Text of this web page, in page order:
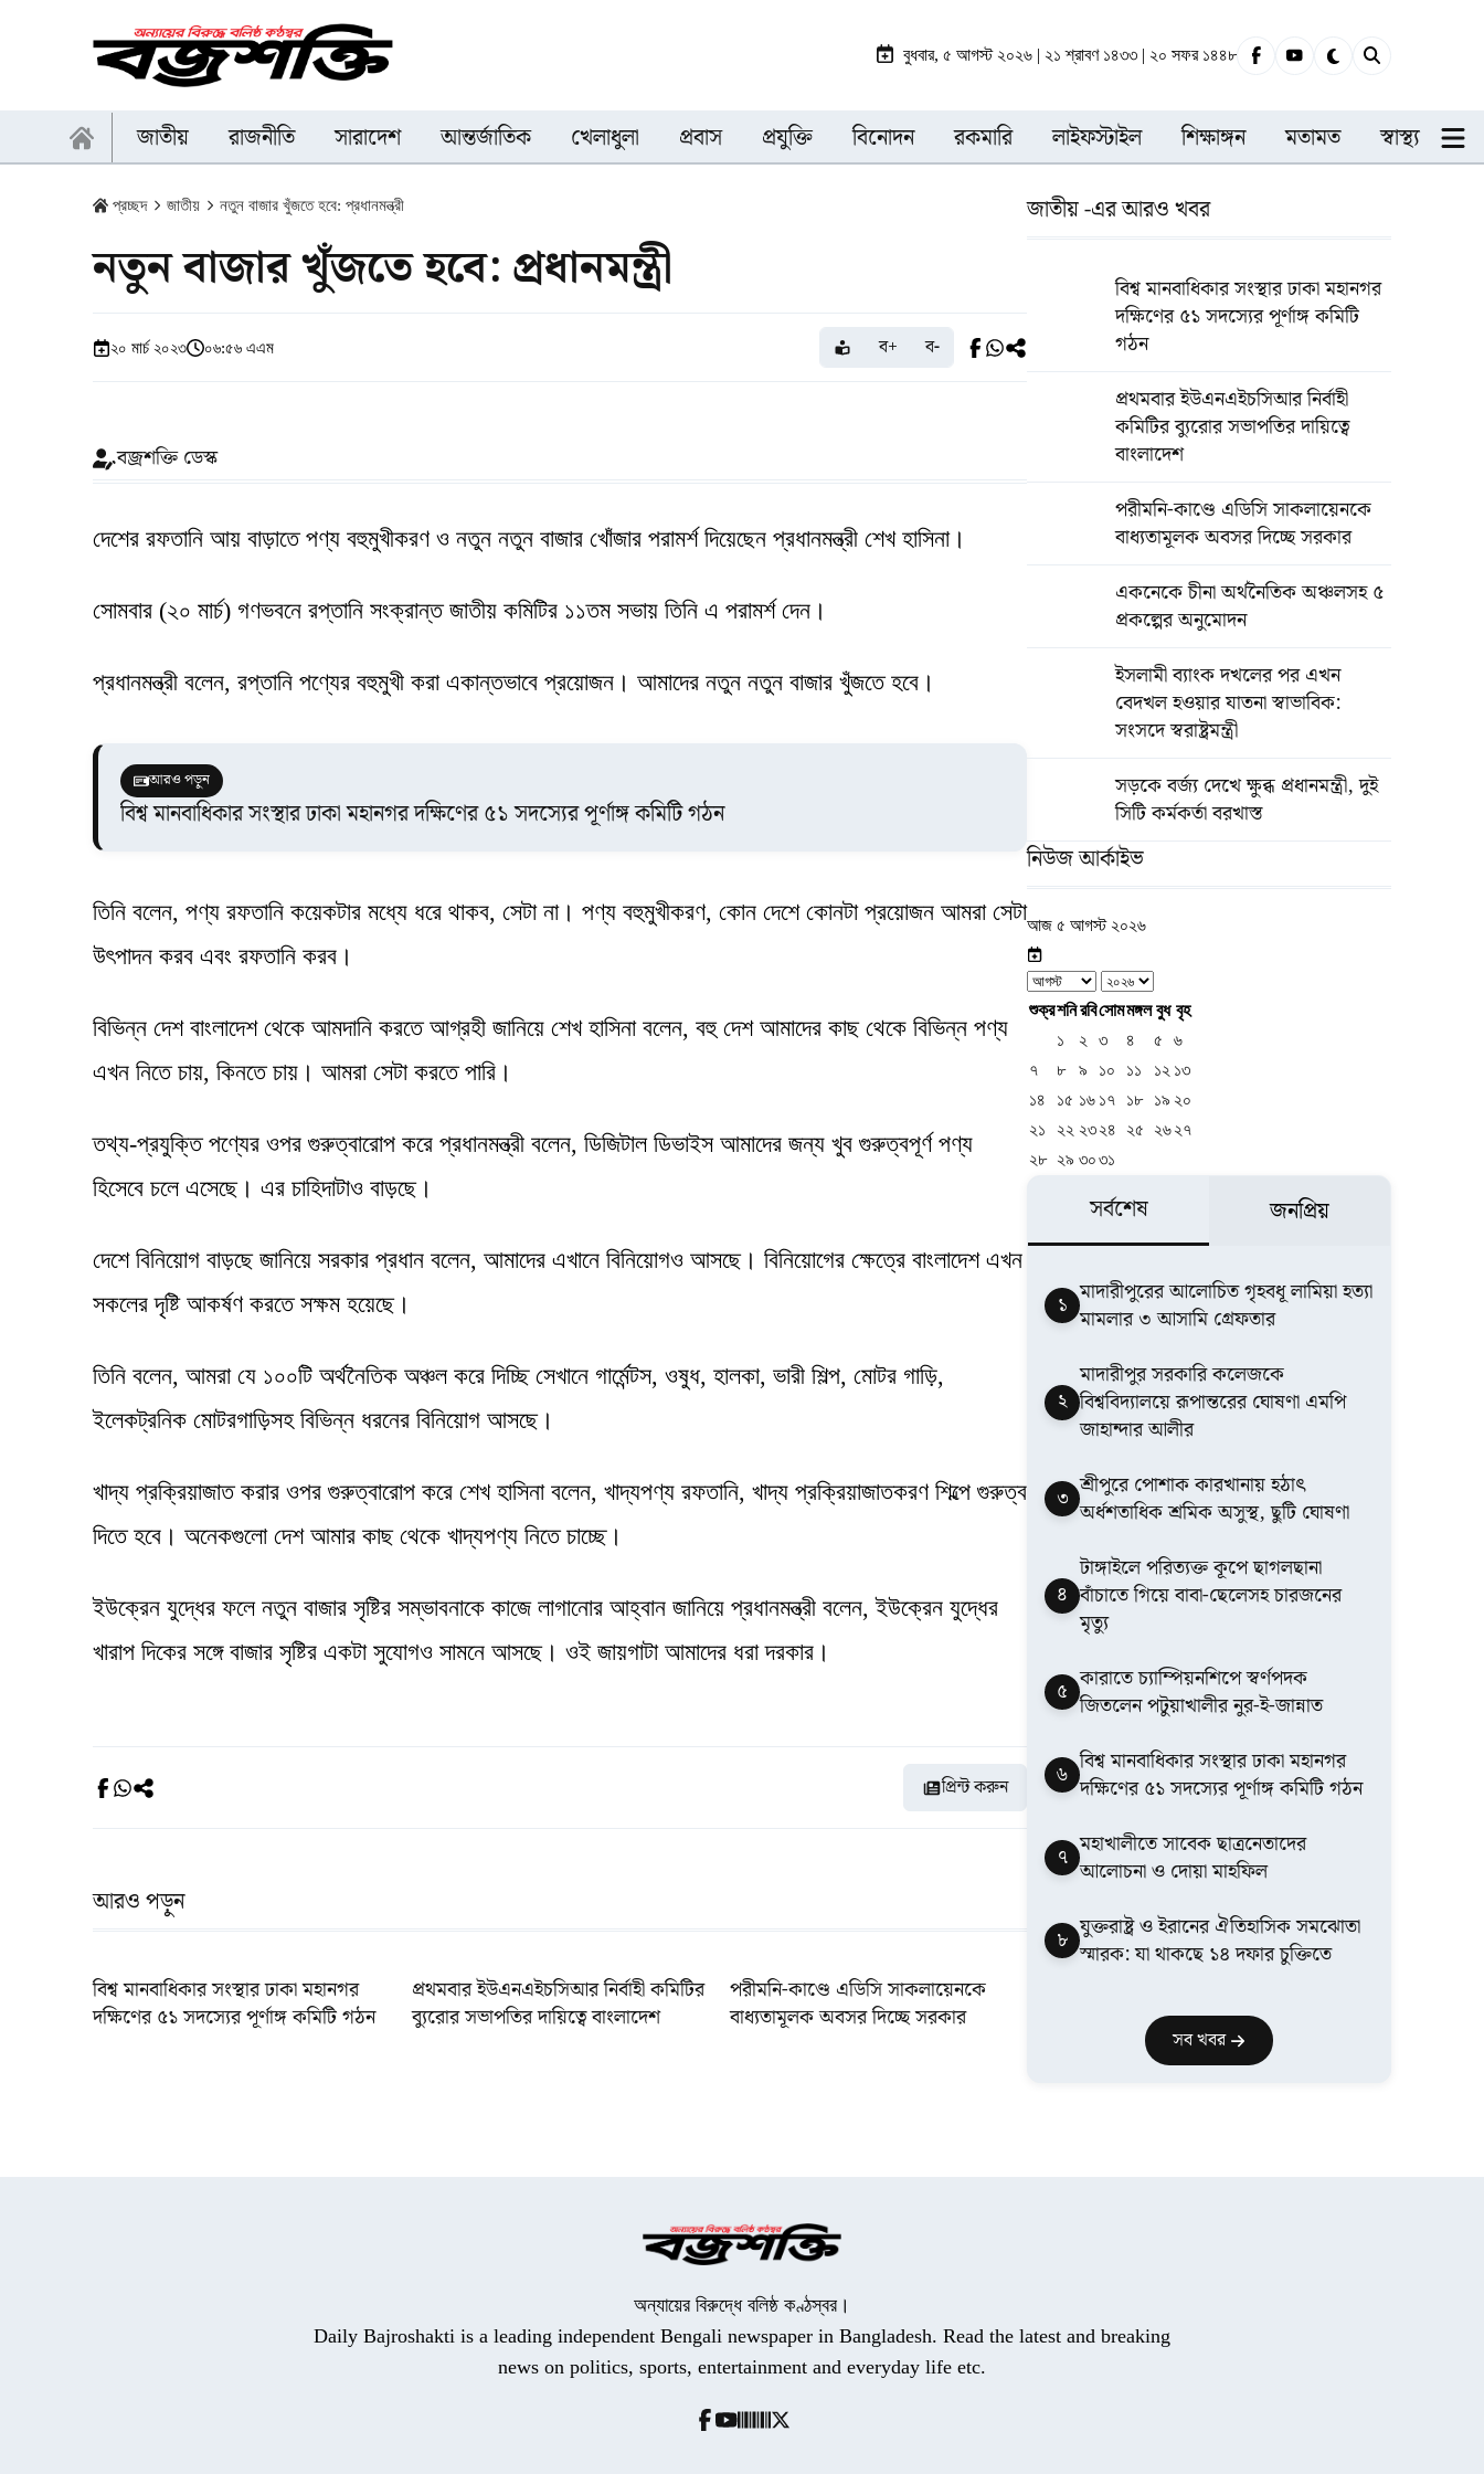
বুধবার, ৫ আগস্ট ২০২৬ | ২১ শ্রাবণ ১৪৩৩ | ২০ সফর ১৪৪৮
জাতীয় রাজনীতি সারাদেশ আন্তর্জাতিক খেলাধুলা প্রবাস প্রযুক্তি বিনোদন রকমারি লাইফস্টাইল শিক্ষাঙ্গন মতামত স্বাস্থ্য
প্রচ্ছদ জাতীয় নতুন বাজার খুঁজতে হবে: প্রধানমন্ত্রী
নতুন বাজার খুঁজতে হবে: প্রধানমন্ত্রী
২০ মার্চ ২০২৩ ০৬:৫৬ এএম ব+ ব-
বজ্রশক্তি ডেস্ক
দেশের রফতানি আয় বাড়াতে পণ্য বহুমুখীকরণ ও নতুন নতুন বাজার খোঁজার পরামর্শ দিয়েছেন প্রধানমন্ত্রী শেখ হাসিনা।
সোমবার (২০ মার্চ) গণভবনে রপ্তানি সংক্রান্ত জাতীয় কমিটির ১১তম সভায় তিনি এ পরামর্শ দেন।
প্রধানমন্ত্রী বলেন, রপ্তানি পণ্যের বহুমুখী করা একান্তভাবে প্রয়োজন। আমাদের নতুন নতুন বাজার খুঁজতে হবে।
আরও পড়ুন
বিশ্ব মানবাধিকার সংস্থার ঢাকা মহানগর দক্ষিণের ৫১ সদস্যের পূর্ণাঙ্গ কমিটি গঠন
তিনি বলেন, পণ্য রফতানি কয়েকটার মধ্যে ধরে থাকব, সেটা না। পণ্য বহুমুখীকরণ, কোন দেশে কোনটা প্রয়োজন আমরা সেটা
উৎপাদন করব এবং রফতানি করব।
বিভিন্ন দেশ বাংলাদেশ থেকে আমদানি করতে আগ্রহী জানিয়ে শেখ হাসিনা বলেন, বহু দেশ আমাদের কাছ থেকে বিভিন্ন পণ্য
এখন নিতে চায়, কিনতে চায়। আমরা সেটা করতে পারি।
তথ্য-প্রযুক্তি পণ্যের ওপর গুরুত্বারোপ করে প্রধানমন্ত্রী বলেন, ডিজিটাল ডিভাইস আমাদের জন্য খুব গুরুত্বপূর্ণ পণ্য
হিসেবে চলে এসেছে। এর চাহিদাটাও বাড়ছে।
দেশে বিনিয়োগ বাড়ছে জানিয়ে সরকার প্রধান বলেন, আমাদের এখানে বিনিয়োগও আসছে। বিনিয়োগের ক্ষেত্রে বাংলাদেশ এখন
সকলের দৃষ্টি আকর্ষণ করতে সক্ষম হয়েছে।
তিনি বলেন, আমরা যে ১০০টি অর্থনৈতিক অঞ্চল করে দিচ্ছি সেখানে গার্মেন্টস, ওষুধ, হালকা, ভারী শিল্প, মোটর গাড়ি,
ইলেকট্রনিক মোটরগাড়িসহ বিভিন্ন ধরনের বিনিয়োগ আসছে।
খাদ্য প্রক্রিয়াজাত করার ওপর গুরুত্বারোপ করে শেখ হাসিনা বলেন, খাদ্যপণ্য রফতানি, খাদ্য প্রক্রিয়াজাতকরণ শিল্পে গুরুত্ব
দিতে হবে। অনেকগুলো দেশ আমার কাছ থেকে খাদ্যপণ্য নিতে চাচ্ছে।
ইউক্রেন যুদ্ধের ফলে নতুন বাজার সৃষ্টির সম্ভাবনাকে কাজে লাগানোর আহ্বান জানিয়ে প্রধানমন্ত্রী বলেন, ইউক্রেন যুদ্ধের
খারাপ দিকের সঙ্গে বাজার সৃষ্টির একটা সুযোগও সামনে আসছে। ওই জায়গাটা আমাদের ধরা দরকার।
প্রিন্ট করুন
আরও পড়ুন
বিশ্ব মানবাধিকার সংস্থার ঢাকা মহানগর
দক্ষিণের ৫১ সদস্যের পূর্ণাঙ্গ কমিটি গঠন
প্রথমবার ইউএনএইচসিআর নির্বাহী কমিটির
ব্যুরোর সভাপতির দায়িত্বে বাংলাদেশ
পরীমনি-কাণ্ডে এডিসি সাকলায়েনকে
বাধ্যতামূলক অবসর দিচ্ছে সরকার
জাতীয় -এর আরও খবর
বিশ্ব মানবাধিকার সংস্থার ঢাকা মহানগর
দক্ষিণের ৫১ সদস্যের পূর্ণাঙ্গ কমিটি
গঠন
প্রথমবার ইউএনএইচসিআর নির্বাহী
কমিটির ব্যুরোর সভাপতির দায়িত্বে
বাংলাদেশ
পরীমনি-কাণ্ডে এডিসি সাকলায়েনকে
বাধ্যতামূলক অবসর দিচ্ছে সরকার
একনেকে চীনা অর্থনৈতিক অঞ্চলসহ ৫
প্রকল্পের অনুমোদন
ইসলামী ব্যাংক দখলের পর এখন
বেদখল হওয়ার যাতনা স্বাভাবিক:
সংসদে স্বরাষ্ট্রমন্ত্রী
সড়কে বর্জ্য দেখে ক্ষুব্ধ প্রধানমন্ত্রী, দুই
সিটি কর্মকর্তা বরখাস্ত
নিউজ আর্কাইভ
আজ ৫ আগস্ট ২০২৬
শুক্রশনিরবিসোমমঙ্গল বুধ বৃহ
১
২ ৩ ৪ ৫
৬
৭
৮ ৯ ১০ ১১ ১২ ১৩
১৪
১৫ ১৬ ১৭ ১৮ ১৯ ২০
২১
২২ ২৩২৪ ২৫ ২৬২৭
২৮ ২৯ ৩০৩১
সর্বশেষ জনপ্রিয়
১ মাদারীপুরের আলোচিত গৃহবধূ লামিয়া হত্যা
মামলার ৩ আসামি গ্রেফতার
২
মাদারীপুর সরকারি কলেজকে
বিশ্ববিদ্যালয়ে রূপান্তরের ঘোষণা এমপি
জাহান্দার আলীর
৩ শ্রীপুরে পোশাক কারখানায় হঠাৎ
অর্ধশতাধিক শ্রমিক অসুস্থ, ছুটি ঘোষণা
৪
টাঙ্গাইলে পরিত্যক্ত কূপে ছাগলছানা
বাঁচাতে গিয়ে বাবা-ছেলেসহ চারজনের
মৃত্যু
৫ কারাতে চ্যাম্পিয়নশিপে স্বর্ণপদক
জিতলেন পটুয়াখালীর নুর-ই-জান্নাত
৬ বিশ্ব মানবাধিকার সংস্থার ঢাকা মহানগর
দক্ষিণের ৫১ সদস্যের পূর্ণাঙ্গ কমিটি গঠন
৭ মহাখালীতে সাবেক ছাত্রনেতাদের
আলোচনা ও দোয়া মাহফিল
৮ যুক্তরাষ্ট্র ও ইরানের ঐতিহাসিক সমঝোতা
স্মারক: যা থাকছে ১৪ দফার চুক্তিতে
সব খবর
অন্যায়ের বিরুদ্ধে বলিষ্ঠ কণ্ঠস্বর।
Daily Bajroshakti is a leading independent Bengali newspaper in Bangladesh. Read the latest and breaking
news on politics, sports, entertainment and everyday life etc.